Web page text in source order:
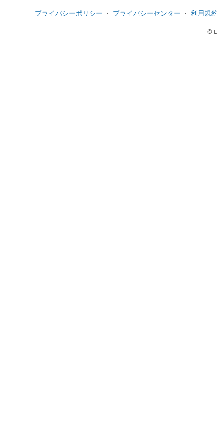
プライバシーポリシー プライバシーセンター 利用規
©